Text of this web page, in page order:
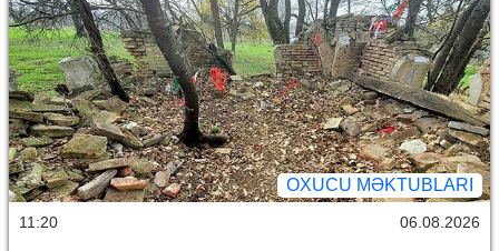
OXUCU MƏKTUBLARI
11:20 06.08.2026